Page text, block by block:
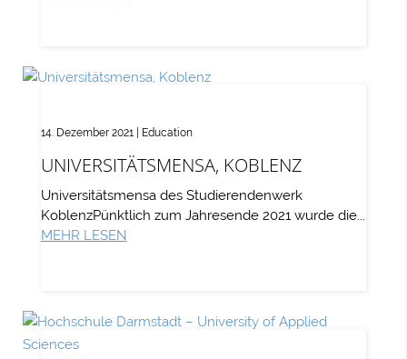
UNIVERSITÄTSMENSA, KOBLENZ
14. Dezember 2021| Education
Universitätsmensa des Studierendenwerk
KoblenzPünktlich zum Jahresende 2021 wurde die...
MEHR LESEN